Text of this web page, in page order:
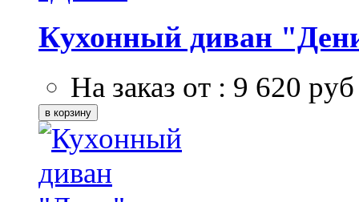
Кухонный диван
На заказ от : 9 620 руб